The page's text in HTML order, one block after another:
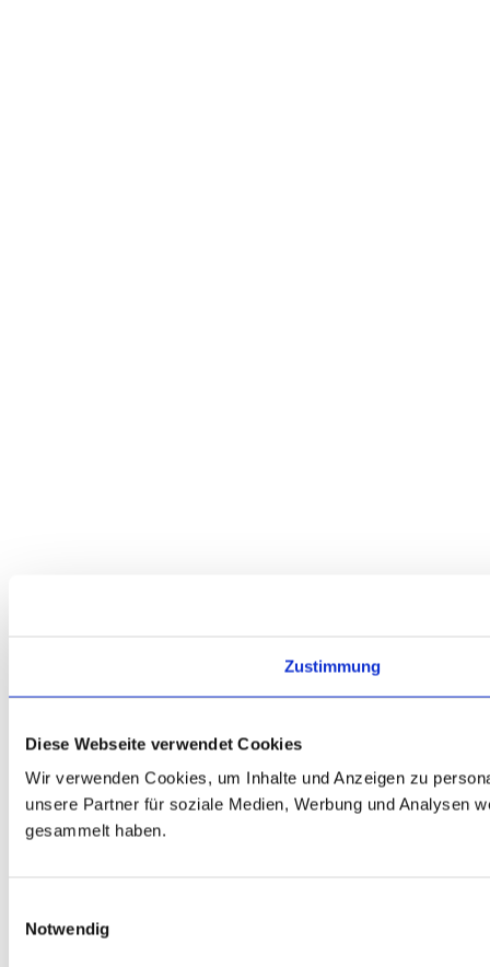
Zustimmung
Diese Webseite verwendet Cookies
Wir verwenden Cookies, um Inhalte und Anzeigen zu
unsere Partner für soziale Medien, Werbung und Analysen
gesammelt haben.
Notwendig